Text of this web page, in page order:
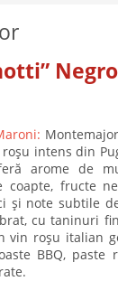
intens din
arome de
coapte, fructe
și note subtile
cu taninuri
vin roșu italian
BBQ, paste